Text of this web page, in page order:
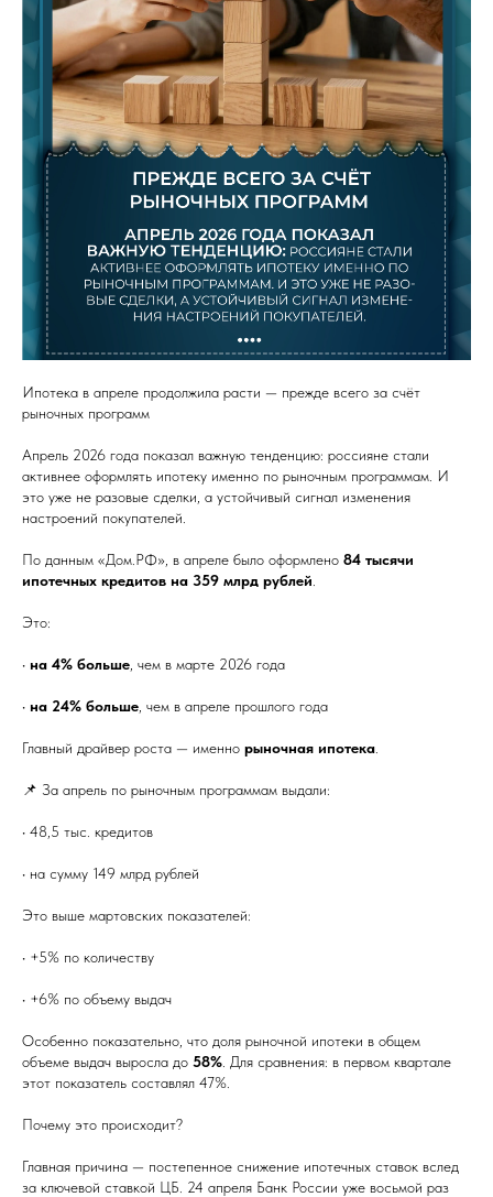
Ипотека в апреле продолжила расти — прежде всего за счёт
рыночных программ
Апрель 2026 года показал важную тенденцию: россияне стали
активнее оформлять ипотеку именно по рыночным программам. И
это уже не разовые сделки, а устойчивый сигнал изменения
настроений покупателей.
По данным «Дом.РФ», в апреле было оформлено 84 тысячи
ипотечных кредитов на 359 млрд рублей
Это:
• на 4% больше , чем в марте 2026 года
• на 24% больше , чем в апреле прошлого года
Главный драйвер роста — именно рыночная ипотека
📌 За апрель по рыночным программам выдали:
• 48,5 тыс. кредитов
• на сумму 149 млрд рублей
Это выше мартовских показателей:
• +5% по количеству
• +6% по объему выдач
Особенно показательно, что доля рыночной ипотеки в общем
объеме выдач выросла до 58% . Для сравнения: в первом квартале
этот показатель составлял 47%.
Почему это происходит?
Главная причина — постепенное снижение ипотечных ставок вслед
за ключевой ставкой ЦБ. 24 апреля Банк России уже восьмой раз